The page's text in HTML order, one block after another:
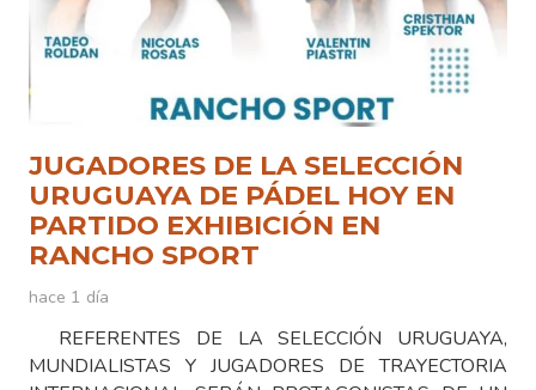
JUGADORES DE LA SELECCIÓN
URUGUAYA DE PÁDEL HOY EN
PARTIDO EXHIBICIÓN EN
RANCHO SPORT
hace 1 día
REFERENTES DE LA SELECCIÓN URUGUAYA,
MUNDIALISTAS Y JUGADORES DE TRAYECTORIA